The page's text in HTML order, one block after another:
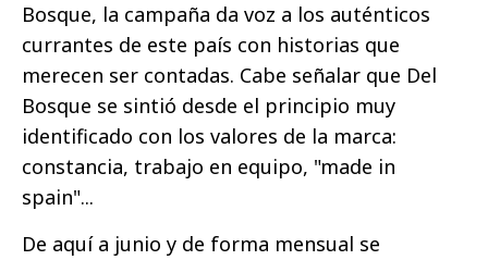
Bosque, la campaña da voz a los auténticos
currantes de este país con historias que
merecen ser contadas. Cabe señalar que Del
Bosque se sintió desde el principio muy
identificado con los valores de la marca:
constancia, trabajo en equipo, "made in
spain"...
De aquí a junio y de forma mensual se